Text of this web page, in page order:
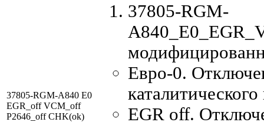
37805-RGM-A840 E0
EGR_off VCM_off
P2646_off CHK(ok)
37805-RGM-
Евро-0.
EGR off.